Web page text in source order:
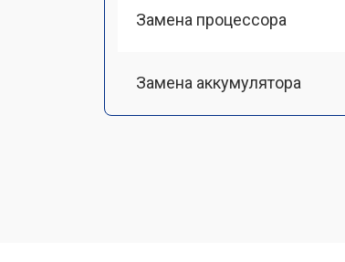
Замена процессора
Замена аккумулятора